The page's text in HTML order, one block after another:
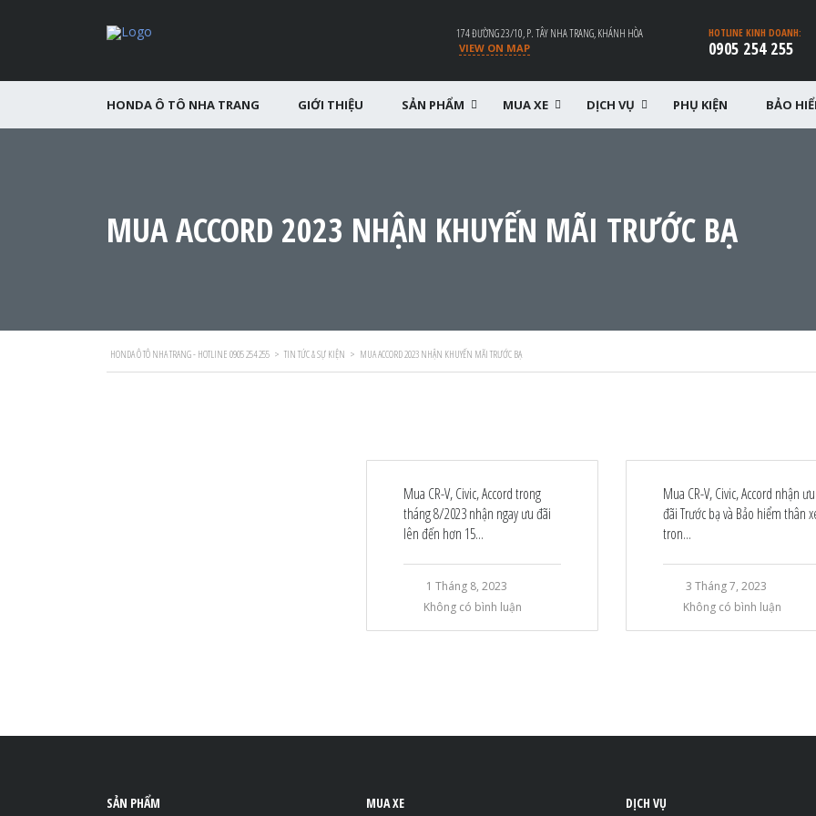
HOTLINE KINH DOANH:
0905 254 255
174 ĐƯỜNG 23/10, P. TÂY NHA TRANG, KHÁNH HÒA
VIEW ON MAP
HONDA Ô TÔ NHA TRANG GIỚI THIỆU SẢN PHẨM MUA XE DỊCH VỤ PHỤ KIỆN BẢO
MUA ACCORD 2023 NHẬN KHUYẾN MÃI TRƯỚC BẠ
HONDA Ô TÔ NHA TRANG - HOTLINE 0905 254 255 > TIN TỨC & SỰ KIỆN > MUA ACCORD 2023 NHẬN KHUYẾN MÃI TRƯỚC BẠ
Mua CR-V, Civic, Accord trong
tháng 8/2023 nhận ngay ưu đãi
lên đến hơn 15...
1 Tháng 8, 2023
Không có bình luận
Mua CR-V, Civic, Accord nhận ưu
đãi Trước bạ và Bảo hiểm thân
tron...
3 Tháng 7, 2023
Không có bình luận
SẢN PHẨM MUA XE DỊCH VỤ